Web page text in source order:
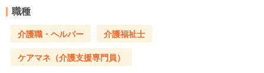
職種
介護職・ヘルパー 介護福祉士
ケアマネ（介護支援専門員）